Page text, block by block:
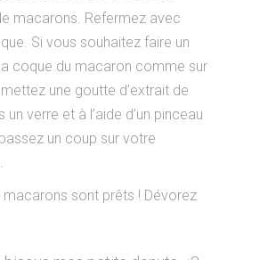
macarons. Refermez avec
Si vous souhaitez faire un
coque du macaron comme sur
une goutte d’extrait de
un verre et à l’aide d’un pinceau
un coup sur votre
sont prêts ! Dévorez